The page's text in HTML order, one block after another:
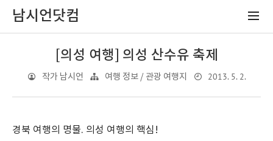
남시언닷컴
[의성 여행] 의성 산수유 축제
작가 남시언 여행 정보 / 관광 여행지 2013. 5. 2.
경북 여행의 명물. 의성 여행의 핵심!